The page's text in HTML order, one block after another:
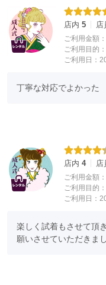
【・・振袖レンタル大
2027年、2028年、
< Web事前予約で超オ
②ヘアメイク＆プレ撮
影した画像データを
試着来店予約＆ご見学
合わせor店舗WEB予
れますので、
事前に試着来店予約
店内 5 店
ご利用金額：
ご利用目的：
ご利用日：
丁寧な対応でよかった
店内 4 店
ご利用金額：
ご利用目的：
ご利用日：
楽しく試着もさせて頂
願いさせていただきまし